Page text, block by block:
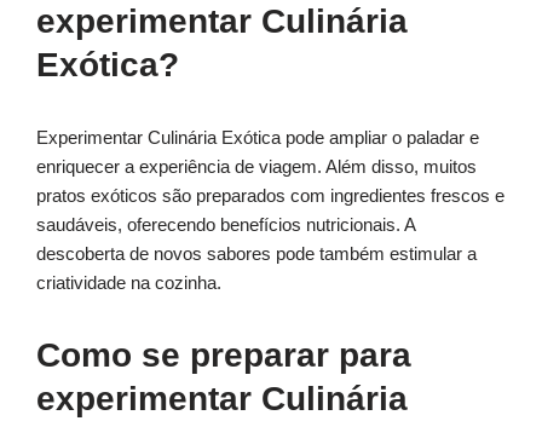
experimentar Culinária
Exótica?
Experimentar Culinária Exótica pode ampliar o paladar e
enriquecer a experiência de viagem. Além disso, muitos
pratos exóticos são preparados com ingredientes frescos e
saudáveis, oferecendo benefícios nutricionais. A
descoberta de novos sabores pode também estimular a
criatividade na cozinha.
Como se preparar para
experimentar Culinária